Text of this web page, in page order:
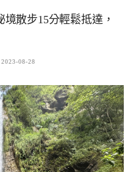
散步15分輕鬆抵達，
2023-08-28